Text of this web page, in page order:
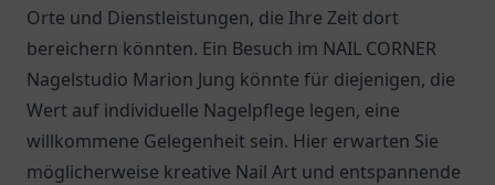
Orte und Dienstleistungen, die Ihre Zeit dort
bereichern könnten. Ein Besuch im NAIL CORNER
Nagelstudio Marion Jung könnte für diejenigen, die
Wert auf individuelle Nagelpflege legen, eine
willkommene Gelegenheit sein. Hier erwarten Sie
möglicherweise kreative Nail Art und entspannende